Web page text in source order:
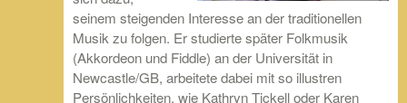
seinem steigenden Interesse an der traditionellen
Musik zu folgen. Er studierte später Folkmusik
(Akkordeon und Fiddle) an der Universität in
Newcastle/GB, arbeitete dabei mit so illustren
Persönlichkeiten, wie Kathryn Tickell oder Karen